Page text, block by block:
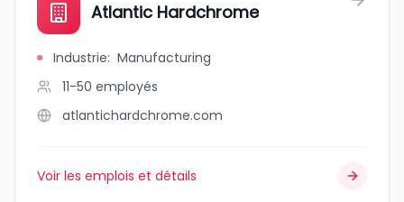
Atlantic Hardchrome
Industrie: Manufacturing
11-50 employés
atlantichardchrome.com
Voir les emplois et détails